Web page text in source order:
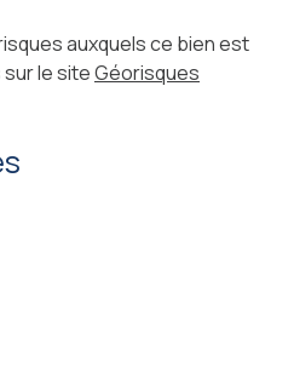
auxquels ce bien est
le siteGéorisques